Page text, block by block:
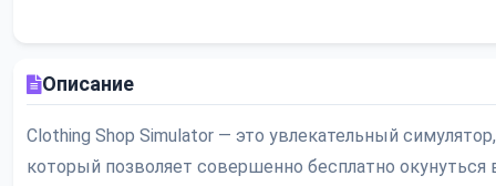
Описание
Clothing Shop Simulator — это увлекательный симулятор,
который позволяет совершенно бесплатно окунуться